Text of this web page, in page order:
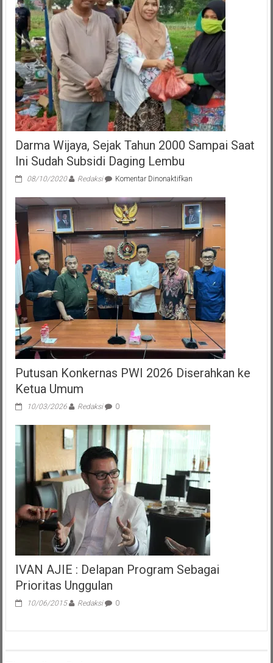
Darma Wijaya, Sejak Tahun 2000 Sampai Saat
Ini Sudah Subsidi Daging Lembu
08/10/2020 Redaksi Komentar Dinonaktifkanpada
Wijaya,
Sejak
Tahun
2000
Sampai
Saat
Ini
Sudah
Subsidi
Daging
Lembu
Putusan Konkernas PWI 2026 Diserahkan ke
Ketua Umum
10/03/2026 Redaksi 0
IVAN AJIE : Delapan Program Sebagai
Prioritas Unggulan
10/06/2015 Redaksi 0